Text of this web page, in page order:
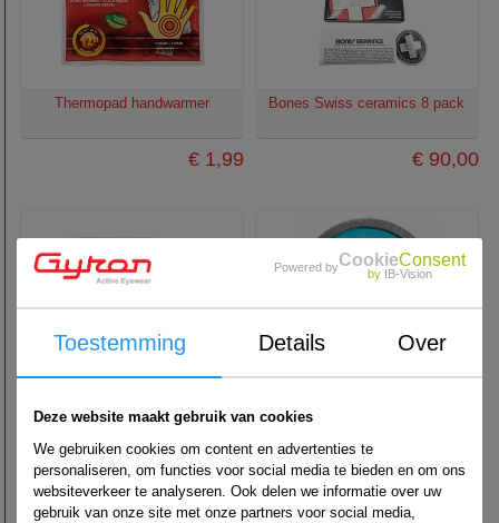
Thermopad handwarmer
€ 1,99
Bones Swiss ceramics 8 pack
€ 90,00
Bones Reds lagers ceramic 8
Bones Reds big six-balls 8 pack
Powered byCookieConsent
by IB-Vision
Toestemming Details Over
Deze website maakt gebruik van cookies
We gebruiken cookies om content en advertenties te
personaliseren, om functies voor social media te bieden en om ons
websiteverkeer te analyseren. Ook delen we informatie over uw
gebruik van onze site met onze partners voor social media,